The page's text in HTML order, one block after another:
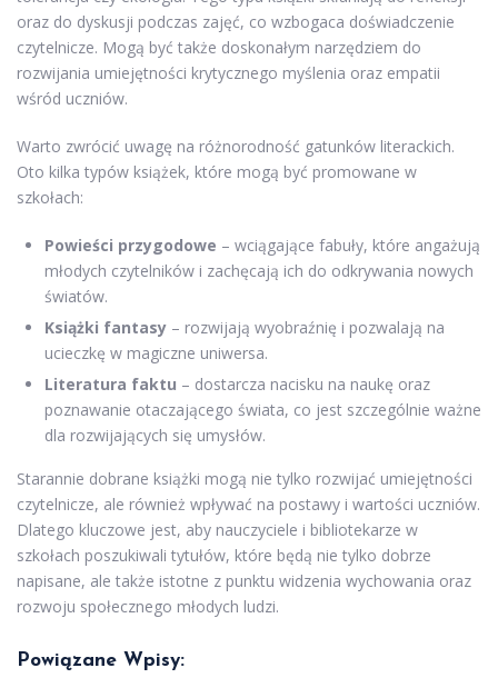
oraz do dyskusji podczas zajęć, co wzbogaca doświadczenie
czytelnicze. Mogą być także doskonałym narzędziem do
rozwijania umiejętności krytycznego myślenia oraz empatii
wśród uczniów.
Warto zwrócić uwagę na różnorodność gatunków literackich.
Oto kilka typów książek, które mogą być promowane w
szkołach:
Powieści przygodowe – wciągające fabuły, które angażują
młodych czytelników i zachęcają ich do odkrywania nowych
światów.
Książki fantasy – rozwijają wyobraźnię i pozwalają na
ucieczkę w magiczne uniwersa.
Literatura faktu – dostarcza nacisku na naukę oraz
poznawanie otaczającego świata, co jest szczególnie ważne
dla rozwijających się umysłów.
Starannie dobrane książki mogą nie tylko rozwijać umiejętności
czytelnicze, ale również wpływać na postawy i wartości uczniów.
Dlatego kluczowe jest, aby nauczyciele i bibliotekarze w
szkołach poszukiwali tytułów, które będą nie tylko dobrze
napisane, ale także istotne z punktu widzenia wychowania oraz
rozwoju społecznego młodych ludzi.
Powiązane Wpisy: